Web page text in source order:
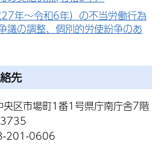
年～令和6年）の不当労働行為
議の調整、個別的労使紛争のあ
先
区市場町1番1号県庁南庁舎7階
201-0606